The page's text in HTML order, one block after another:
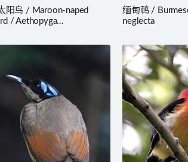
阳鸟 / Maroon-naped
/ Aethopyga
缅甸䴓 /
neglecta